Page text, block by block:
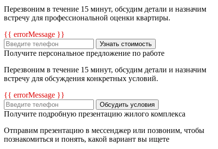
Перезвоним в течение 15 минут, обсудим детали и назначим
встречу для профессиональной оценки квартиры.
{{ errorMessage }}
Узнать стоимость
Получите персональное предложение по работе
Перезвоним в течение 15 минут, обсудим детали и назначим
встречу для обсуждения конкретных условий.
{{ errorMessage }}
Обсудить условия
Получите подробную презентацию жилого комплекса
Отправим презентацию в мессенджер или позвоним, чтобы
познакомиться и понять, какой вариант вы ищете